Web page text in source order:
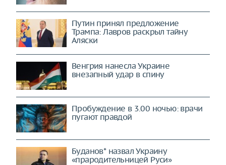
Путин принял предложение
Трампа: Лавров раскрыл тайну
Аляски
Венгрия нанесла Украине
внезапный удар в спину
Пробуждение в 3.00 ночью: врачи
пугают правдой
Буданов* назвал Украину
«прародительницей Руси»